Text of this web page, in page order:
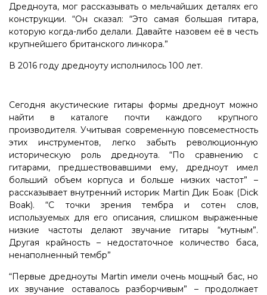
Дредноута, мог рассказывать о мельчайших деталях его
конструкции. “Он сказал: “Это самая большая гитара,
которую когда-либо делали. Давайте назовем её в честь
крупнейшего британского линкора.”
В 2016 году дредноуту исполнилось 100 лет.
Сегодня акустические гитары формы дредноут можно
найти в каталоге почти каждого крупного
производителя. Учитывая современную повсеместность
этих инструментов, легко забыть революционную
историческую роль дредноута. “По сравнению с
гитарами, предшествовавшими ему, дредноут имел
больший объем корпуса и больше низких частот” –
рассказывает внутренний историк Martin Дик Боак (Dick
Boak). “С точки зрения тембра и сотен слов,
используемых для его описания, слишком выраженные
низкие частоты делают звучание гитары “мутным”.
Другая крайность – недостаточное количество баса,
ненаполненный тембр”
“Первые дредноуты Martin имели очень мощный бас, но
их звучание оставалось разборчивым” – продолжает